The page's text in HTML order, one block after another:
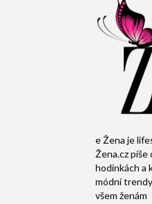
e Žena je
Žena.cz píše
hodinkách a
módní
všem ženám